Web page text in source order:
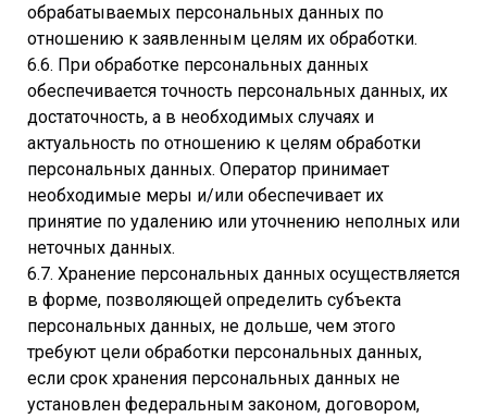
обрабатываемых персональных данных по
отношению к заявленным целям их обработки.
6.6. При обработке персональных данных
обеспечивается точность персональных данных, их
достаточность, а в необходимых случаях и
актуальность по отношению к целям обработки
персональных данных. Оператор принимает
необходимые меры и/или обеспечивает их
принятие по удалению или уточнению неполных или
неточных данных.
6.7. Хранение персональных данных осуществляется
в форме, позволяющей определить субъекта
персональных данных, не дольше, чем этого
требуют цели обработки персональных данных,
если срок хранения персональных данных не
установлен федеральным законом, договором,